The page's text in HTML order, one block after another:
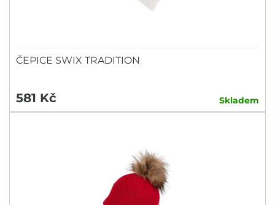
ČEPICE SWIX TRADITION
581 Kč Skladem